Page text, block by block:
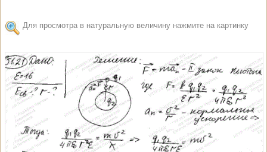
Для просмотра в натуральную величину нажмите на картинку